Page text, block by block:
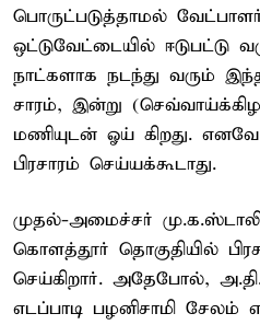
பொருட்படுத்தாமல்
ஒட்டுவேட்டையில் ஈடுபட்டு
நாட்களாக நடந்து வரும்
சாரம், இன்று
மணியுடன் ஓய் கிறது.
பிரசாரம் செய்யக்கூடாது.
முதல்-அமைச்சர்
கொளத்தூர் தொகுதியில்
செய்கிறார். அதேபோல்,
எடப்பாடி பழனிசாமி சேலம்